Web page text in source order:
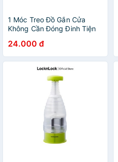
1 Móc Treo Đồ Gắn Cửa
Không Cần Đóng Đinh Tiện
24.000 đ